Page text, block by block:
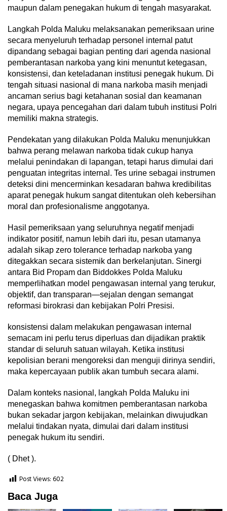
maupun dalam penegakan hukum di tengah masyarakat.
Langkah Polda Maluku melaksanakan pemeriksaan urine
secara menyeluruh terhadap personel internal patut
dipandang sebagai bagian penting dari agenda nasional
pemberantasan narkoba yang kini menuntut ketegasan,
konsistensi, dan keteladanan institusi penegak hukum. Di
tengah situasi nasional di mana narkoba masih menjadi
ancaman serius bagi ketahanan sosial dan keamanan
negara, upaya pencegahan dari dalam tubuh institusi Polri
memiliki makna strategis.
Pendekatan yang dilakukan Polda Maluku menunjukkan
bahwa perang melawan narkoba tidak cukup hanya
melalui penindakan di lapangan, tetapi harus dimulai dari
penguatan integritas internal. Tes urine sebagai instrumen
deteksi dini mencerminkan kesadaran bahwa kredibilitas
aparat penegak hukum sangat ditentukan oleh kebersihan
moral dan profesionalisme anggotanya.
Hasil pemeriksaan yang seluruhnya negatif menjadi
indikator positif, namun lebih dari itu, pesan utamanya
adalah sikap zero tolerance terhadap narkoba yang
ditegakkan secara sistemik dan berkelanjutan. Sinergi
antara Bid Propam dan Biddokkes Polda Maluku
memperlihatkan model pengawasan internal yang terukur,
objektif, dan transparan—sejalan dengan semangat
reformasi birokrasi dan kebijakan Polri Presisi.
konsistensi dalam melakukan pengawasan internal
semacam ini perlu terus diperluas dan dijadikan praktik
standar di seluruh satuan wilayah. Ketika institusi
kepolisian berani mengoreksi dan menguji dirinya sendiri,
maka kepercayaan publik akan tumbuh secara alami.
Dalam konteks nasional, langkah Polda Maluku ini
menegaskan bahwa komitmen pemberantasan narkoba
bukan sekadar jargon kebijakan, melainkan diwujudkan
melalui tindakan nyata, dimulai dari dalam institusi
penegak hukum itu sendiri.
( Dhet ).
Post Views:602
Baca Juga